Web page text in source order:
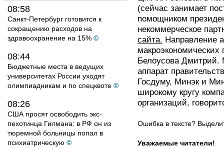
08:58
Санкт-Петербург готовится к
сокращению расходов на
здравоохранение на 15% ©
08:44
Бюджетные места в ведущих
университетах России уходят
олимпиадникам и по спецквоте ©
08:26
США просят освободить экс-
пехотинца Гилмана: в РФ он из
тюремной больницы попал в
психиатрическую ©
(сейчас занимает
помощником
некоммерческое
сайта. Направление
макроэкономических
Белоусова Дмитрий.
аппарат
Госдуму, Минэк и
широкому кругу
организаций,
Ошибка в тексте?
Уважаемые читатели!